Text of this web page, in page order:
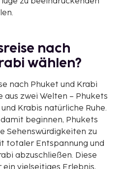
nach
wählen?
nach Phuket und Krabi
zwei Welten – Phukets
Krabis natürliche Ruhe.
beginnen, Phukets
Sehenswürdigkeiten zu
totaler Entspannung und
abzuschließen. Diese